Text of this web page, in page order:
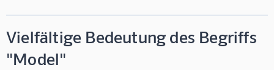
Vielfältige Bedeutung des Begriffs
"Model"